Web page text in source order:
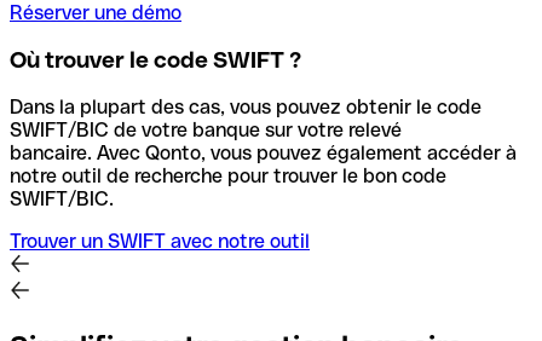
Réserver une démo
Où trouver le code SWIFT ?
Dans la plupart des cas, vous pouvez obtenir le code
SWIFT/BIC de votre banque sur votre relevé
bancaire. Avec Qonto, vous pouvez également accéder à
notre outil de recherche pour trouver le bon code
SWIFT/BIC.
Trouver un SWIFT avec notre outil